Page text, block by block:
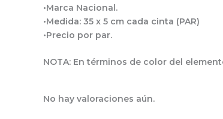
•Marca Nacional.
•Medida: 35 x 5 cm cada cinta (PAR)
•Precio por par.
NOTA: En términos de color del
No hay valoraciones aún.